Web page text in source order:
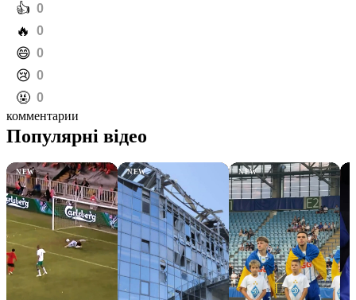
️👍 0
️🔥 0
️😄 0
️😢 0
️🤬 0
комментарии